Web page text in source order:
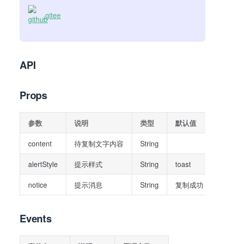
gitee
API
Props
参数 说明 类型 默认值
content 待复制文字内容 String
alertStyle 提示样式 String toast
notice 提示消息 String 复制成功
Events